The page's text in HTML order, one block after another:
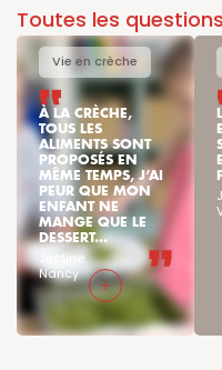
Toutes les questions
Vie en crèche
À LA CRÈCHE,
TOUS LES
ALIMENTS SONT
PROPOSÉS EN
MÊME TEMPS, J’AI
PEUR QUE MON
ENFANT NE
MANGE QUE LE
DESSERT...
Justine
Nancy